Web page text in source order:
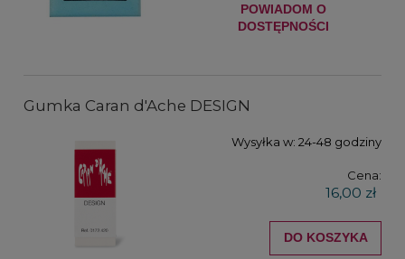
POWIADOM O
DOSTĘPNOŚCI
Gumka Caran d'Ache DESIGN
Wysyłka w: 24-48 godziny
Cena:
16,00 zł
DO KOSZYKA